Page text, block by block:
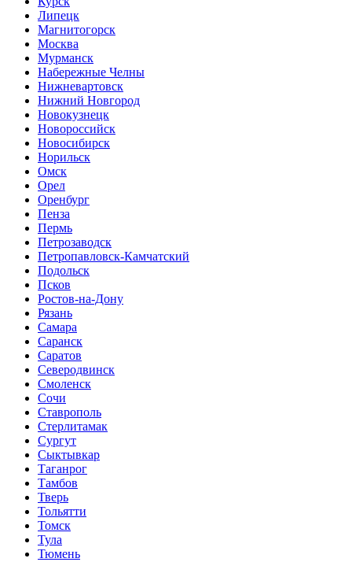
Липецк
Магнитогорск
Москва
Мурманск
Набережные Челны
Нижневартовск
Нижний Новгород
Новокузнецк
Новороссийск
Новосибирск
Норильск
Омск
Орел
Оренбург
Пенза
Пермь
Петрозаводск
Петропавловск-Камчатский
Подольск
Псков
Ростов-на-Дону
Рязань
Самара
Саранск
Саратов
Северодвинск
Смоленск
Сочи
Ставрополь
Стерлитамак
Сургут
Сыктывкар
Таганрог
Тамбов
Тверь
Тольятти
Томск
Тула
Тюмень